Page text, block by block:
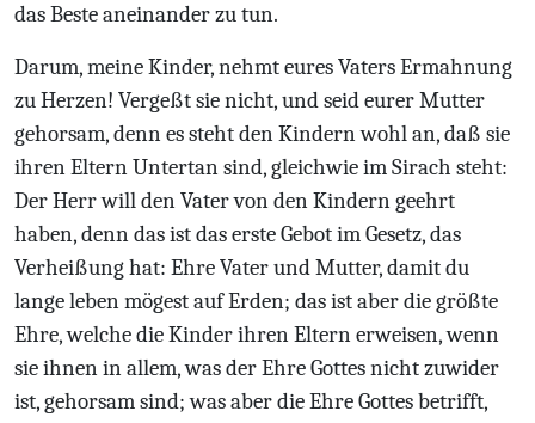
das Beste aneinander zu tun.
Darum, meine Kinder, nehmt eures Vaters Ermahnung
zu Herzen! Vergeßt sie nicht, und seid eurer Mutter
gehorsam, denn es steht den Kindern wohl an, daß sie
ihren Eltern Untertan sind, gleichwie im Sirach steht:
Der Herr will den Vater von den Kindern geehrt
haben, denn das ist das erste Gebot im Gesetz, das
Verheißung hat: Ehre Vater und Mutter, damit du
lange leben mögest auf Erden; das ist aber die größte
Ehre, welche die Kinder ihren Eltern erweisen, wenn
sie ihnen in allem, was der Ehre Gottes nicht zuwider
ist, gehorsam sind; was aber die Ehre Gottes betrifft,